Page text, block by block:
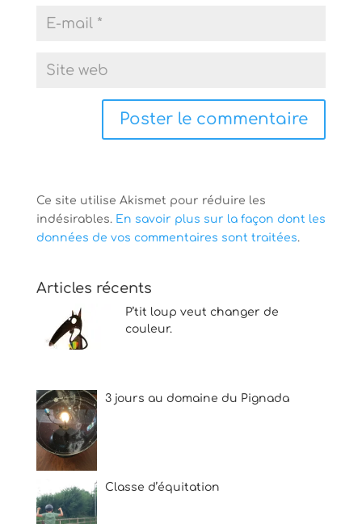
Ce site utilise Akismet pour réduire les
indésirables. En savoir plus sur la façon dont les
données de vos commentaires sont traitées.
Articles récents
P’tit loup veut changer de
couleur.
3 jours au domaine du Pignada
Classe d’équitation